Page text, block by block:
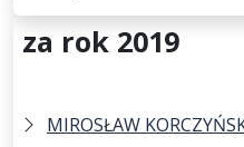
za rok 2019
MIROSŁAW